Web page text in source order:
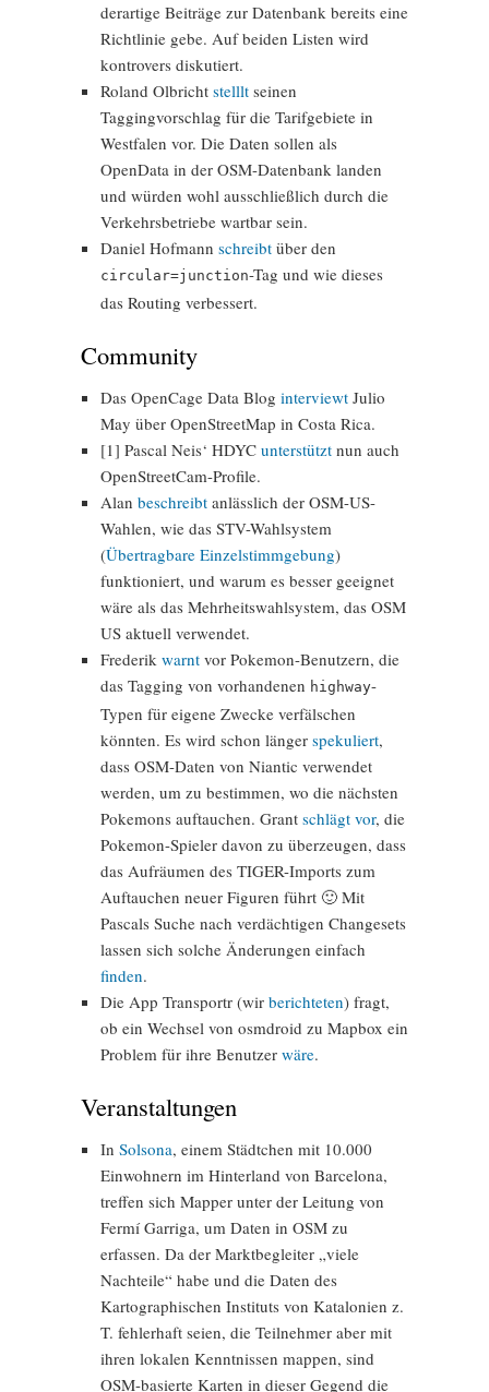
derartige Beiträge zur Datenbank bereits eine
Richtlinie gebe. Auf beiden Listen wird
kontrovers diskutiert.
Roland Olbricht stelllt seinen
Taggingvorschlag für die Tarifgebiete in
Westfalen vor. Die Daten sollen als
OpenData in der OSM-Datenbank landen
und würden wohl ausschließlich durch die
Verkehrsbetriebe wartbar sein.
Daniel Hofmann schreibt über den
circular=junction-Tag und wie dieses
das Routing verbessert.
Community
Das OpenCage Data Blog interviewt Julio
May über OpenStreetMap in Costa Rica.
[1] Pascal Neis‘ HDYC unterstützt nun auch
OpenStreetCam-Profile.
Alan beschreibt anlässlich der OSM-US-
Wahlen, wie das STV-Wahlsystem
(Übertragbare Einzelstimmgebung)
funktioniert, und warum es besser geeignet
wäre als das Mehrheitswahlsystem, das OSM
US aktuell verwendet.
Frederik warnt vor Pokemon-Benutzern, die
das Tagging von vorhandenen highway-
Typen für eigene Zwecke verfälschen
könnten. Es wird schon länger spekuliert,
dass OSM-Daten von Niantic verwendet
werden, um zu bestimmen, wo die nächsten
Pokemons auftauchen. Grant schlägt vor, die
Pokemon-Spieler davon zu überzeugen, dass
das Aufräumen des TIGER-Imports zum
Auftauchen neuer Figuren führt 🙂 Mit
Pascals Suche nach verdächtigen Changesets
lassen sich solche Änderungen einfach
finden.
Die App Transportr (wir berichteten) fragt,
ob ein Wechsel von osmdroid zu Mapbox ein
Problem für ihre Benutzer wäre.
Veranstaltungen
In Solsona, einem Städtchen mit 10.000
Einwohnern im Hinterland von Barcelona,
treffen sich Mapper unter der Leitung von
Fermí Garriga, um Daten in OSM zu
erfassen. Da der Marktbegleiter „viele
Nachteile“ habe und die Daten des
Kartographischen Instituts von Katalonien z.
T. fehlerhaft seien, die Teilnehmer aber mit
ihren lokalen Kenntnissen mappen, sind
OSM-basierte Karten in dieser Gegend die